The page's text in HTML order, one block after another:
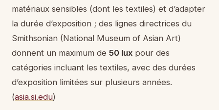
matériaux sensibles (dont les textiles) et d’adapter
la durée d’exposition ; des lignes directrices du
Smithsonian (National Museum of Asian Art)
donnent un maximum de 50 lux pour des
catégories incluant les textiles, avec des durées
d’exposition limitées sur plusieurs années.
(asia.si.edu)